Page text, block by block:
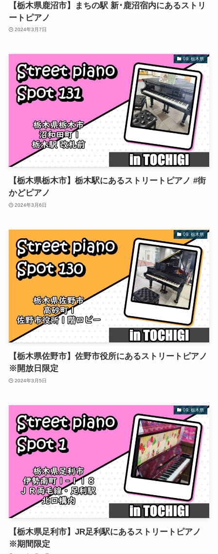
【栃木県鹿沼市】まちの駅 新･鹿沼宿内にあるストリ
ートピアノ
2024年3月7日
09. 栃木県
【栃木県栃木市】栃木駅にあるストリートピアノ #街
かどピアノ
2024年3月6日
09. 栃木県
【栃木県佐野市】佐野市役所にあるストリートピアノ
※開放日限定
2024年3月5日
09. 栃木県
【栃木県足利市】JR足利駅にあるストリートピアノ
※期間限定